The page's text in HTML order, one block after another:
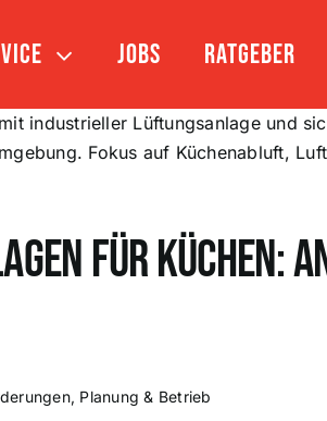
Jobs Ratgeber
für Küchen:
Planung & Betrieb